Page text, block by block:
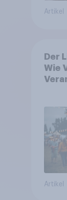
Artikel
Der
Wie
Artikel